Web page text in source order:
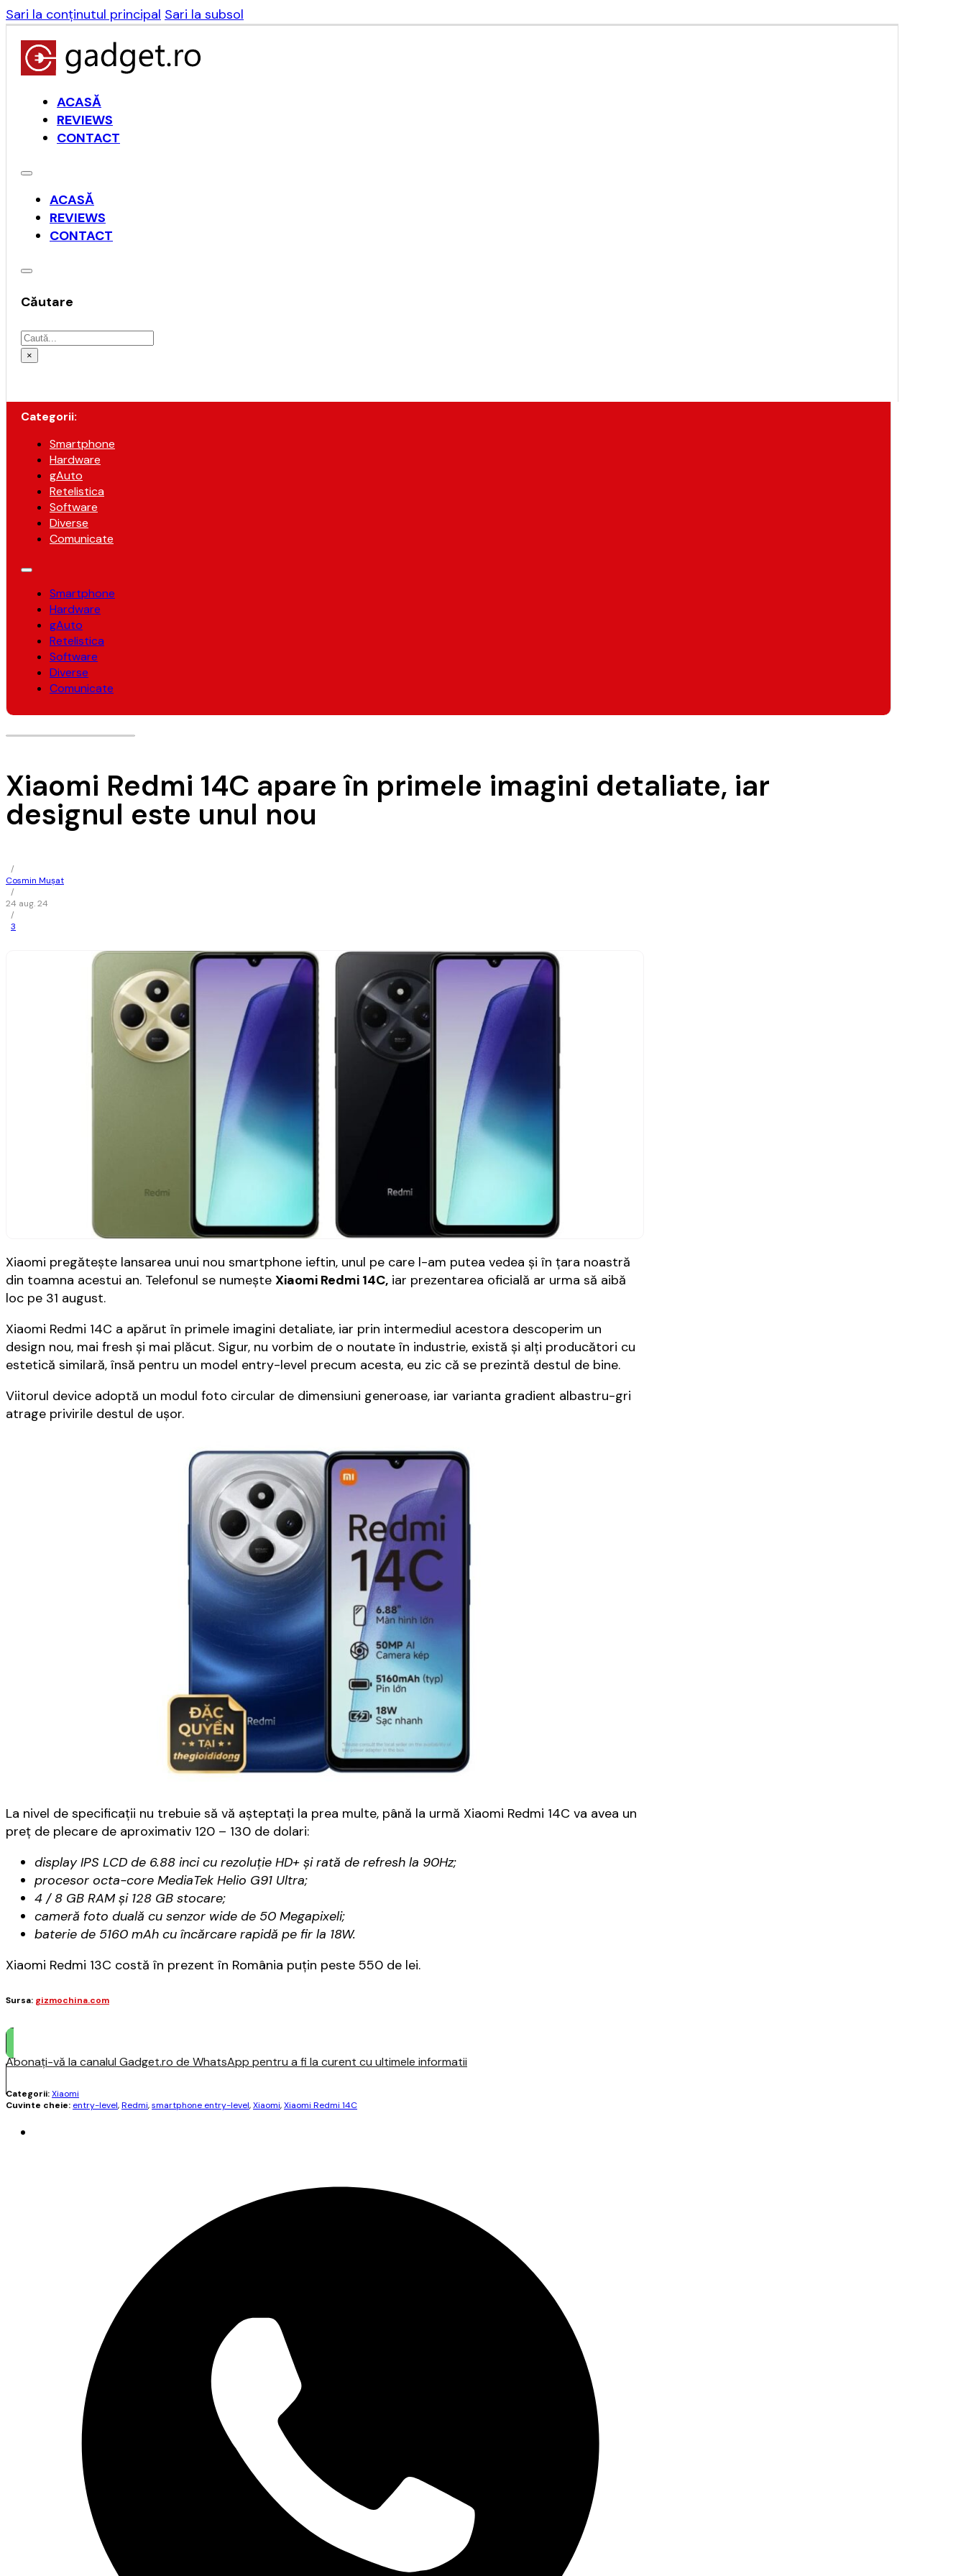
Sari la conținutul principal Sari la subsol
ACASĂ
REVIEWS
CONTACT
ACASĂ
REVIEWS
CONTACT
Căutare
Caută
×
Categorii:
Smartphone
Hardware
gAuto
Retelistica
Software
Diverse
Comunicate
Smartphone
Hardware
gAuto
Retelistica
Software
Diverse
Comunicate
Xiaomi Redmi 14C apare în primele imagini detaliate, iar
designul este unul nou
/
Cosmin Mușat
/
24 aug. 24
/
3
Xiaomi pregăteşte lansarea unui nou smartphone ieftin, unul pe care l-am putea vedea şi în ţara noastră
din toamna acestui an. Telefonul se numeşte Xiaomi Redmi 14C, iar prezentarea oficială ar urma să aibă
loc pe 31 august.
Xiaomi Redmi 14C a apărut în primele imagini detaliate, iar prin intermediul acestora descoperim un
design nou, mai fresh şi mai plăcut. Sigur, nu vorbim de o noutate în industrie, există şi alţi producători cu
estetică similară, însă pentru un model entry-level precum acesta, eu zic că se prezintă destul de bine.
Viitorul device adoptă un modul foto circular de dimensiuni generoase, iar varianta gradient albastru-gri
atrage privirile destul de uşor.
La nivel de specificaţii nu trebuie să vă aşteptaţi la prea multe, până la urmă Xiaomi Redmi 14C va avea un
preţ de plecare de aproximativ 120 – 130 de dolari:
display IPS LCD de 6.88 inci cu rezoluţie HD+ şi rată de refresh la 90Hz;
procesor octa-core MediaTek Helio G91 Ultra;
4 / 8 GB RAM şi 128 GB stocare;
cameră foto duală cu senzor wide de 50 Megapixeli;
baterie de 5160 mAh cu încărcare rapidă pe fir la 18W.
Xiaomi Redmi 13C costă în prezent în România puţin peste 550 de lei.
Sursa: gizmochina.com
Abonați-vă la canalul Gadget.ro de WhatsApp pentru a fi la curent cu ultimele informatii
Categorii:Xiaomi
Cuvinte cheie: entry-level,Redmi,smartphone entry-level,Xiaomi,Xiaomi Redmi 14C